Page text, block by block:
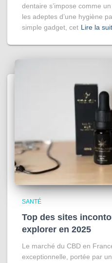
dentaire s’impose comme
les adeptes d’une hygiène
simple gadget, cet Lire la
SANTÉ
Top des sites
explorer en 2025
Le marché du CBD en
exceptionnelle, portée par